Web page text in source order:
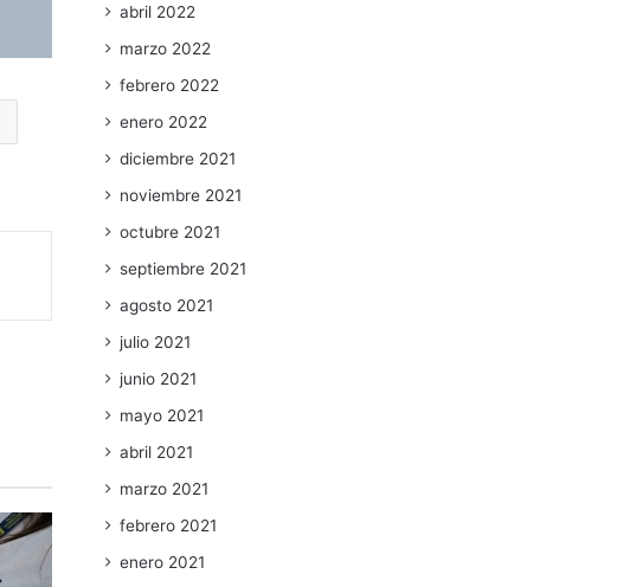
abril 2022
marzo 2022
febrero 2022
enero 2022
diciembre 2021
noviembre 2021
octubre 2021
septiembre 2021
agosto 2021
julio 2021
junio 2021
mayo 2021
abril 2021
marzo 2021
febrero 2021
enero 2021